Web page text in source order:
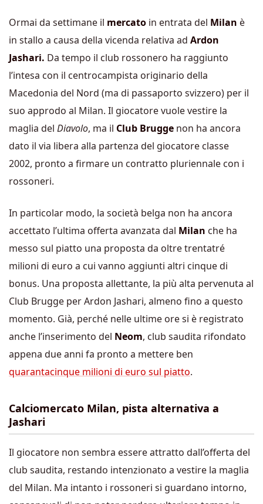
Ormai da settimane il mercato in entrata del Milan è
in stallo a causa della vicenda relativa ad Ardon
Jashari. Da tempo il club rossonero ha raggiunto
l’intesa con il centrocampista originario della
Macedonia del Nord (ma di passaporto svizzero) per il
suo approdo al Milan. Il giocatore vuole vestire la
maglia del Diavolo, ma il Club Brugge non ha ancora
dato il via libera alla partenza del giocatore classe
2002, pronto a firmare un contratto pluriennale con i
rossoneri.
In particolar modo, la società belga non ha ancora
accettato l’ultima offerta avanzata dal Milan che ha
messo sul piatto una proposta da oltre trentatré
milioni di euro a cui vanno aggiunti altri cinque di
bonus. Una proposta allettante, la più alta pervenuta al
Club Brugge per Ardon Jashari, almeno fino a questo
momento. Già, perché nelle ultime ore si è registrato
anche l’inserimento del Neom, club saudita rifondato
appena due anni fa pronto a mettere ben
quarantacinque milioni di euro sul piatto.
Calciomercato Milan, pista alternativa a
Jashari
Il giocatore non sembra essere attratto dall’offerta del
club saudita, restando intenzionato a vestire la maglia
del Milan. Ma intanto i rossoneri si guardano intorno,